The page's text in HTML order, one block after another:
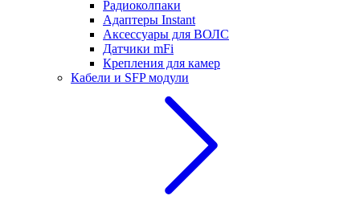
Радиоколпаки
Адаптеры Instant
Аксессуары для ВОЛС
Датчики mFi
Крепления для камер
Кабели и SFP модули